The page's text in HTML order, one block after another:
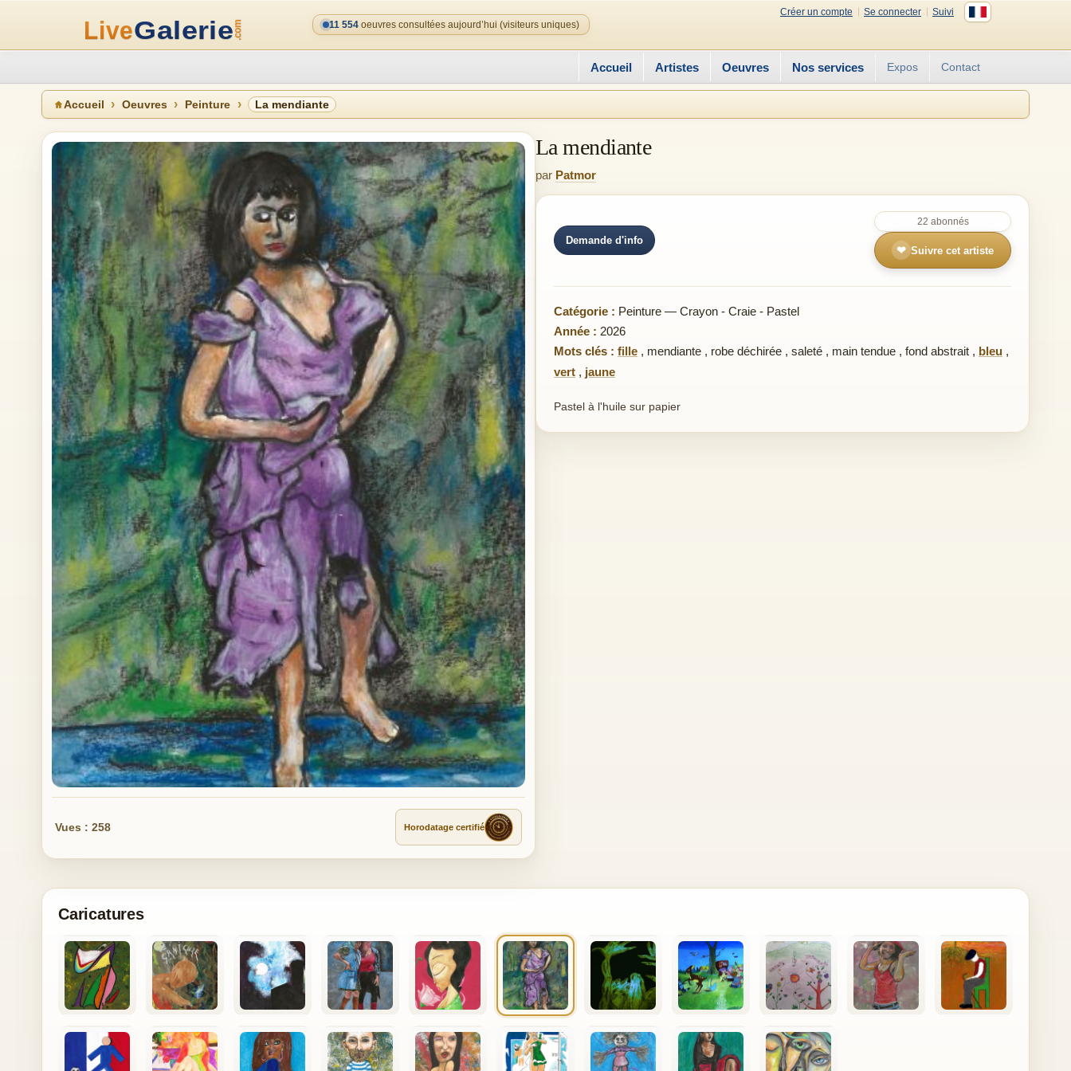
Créer un compte Se connecter
Suivi
11 554 oeuvres consultées aujourd’hui (visiteurs uniques)
Accueil Artistes Oeuvres Nos services Expos Contact
Accueil Oeuvres Peinture La mendiante
Vues : 258 Horodatage certifié
La mendiante
par Patmor
Demande d'info
22 abonnés
❤ Suivre cet artiste
Catégorie : Peinture — Crayon - Craie - Pastel
Année : 2026
Mots clés : fille , mendiante , robe déchirée , saleté , main tendue , fond abstrait , bleu ,
vert , jaune
Pastel à l'huile sur papier
Caricatures